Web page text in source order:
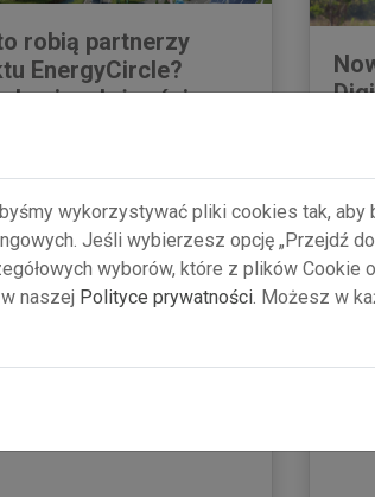
robią partnerzy
EnergyCircle?
do niezależności
energetycznej: dialog z
wspólne wyzwania i
kroki ku długofalowym
w ramach projektu
wykorzystywać pliki cookies tak,
Jeśli wybierzesz opcję „Przejdź
wyborów, które z plików Cookie
naszej Polityce prywatności. Możesz w